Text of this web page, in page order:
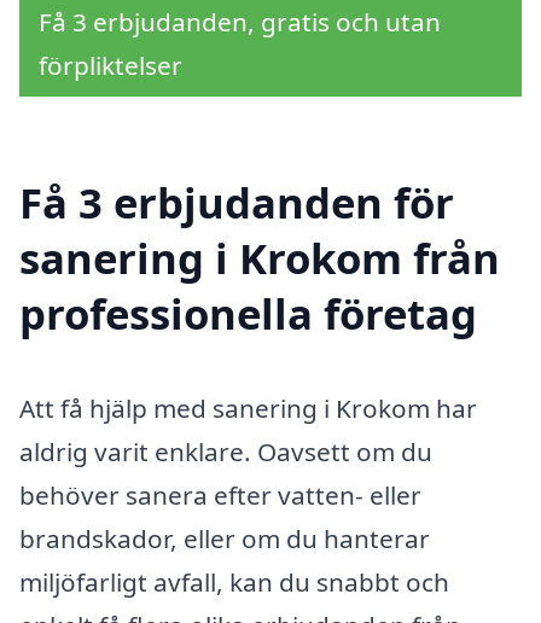
Få 3 erbjudanden, gratis och utan
förpliktelser
Få 3 erbjudanden för
sanering i Krokom från
professionella företag
Att få hjälp med sanering i Krokom har
aldrig varit enklare. Oavsett om du
behöver sanera efter vatten- eller
brandskador, eller om du hanterar
miljöfarligt avfall, kan du snabbt och